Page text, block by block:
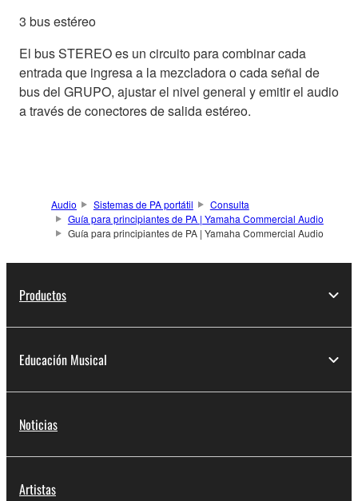
3 bus estéreo
El bus STEREO es un circuito para combinar cada
entrada que ingresa a la mezcladora o cada señal de
bus del GRUPO, ajustar el nivel general y emitir el audio
a través de conectores de salida estéreo.
Audio Sistemas de PA portátil
Consulta
Guía para principiantes de PA | Yamaha Commercial Audio
Guía para principiantes de PA | Yamaha Commercial Audio
Productos
Educación Musical
Noticias
Artistas